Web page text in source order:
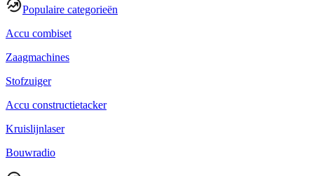
Populaire categorieën
Accu combiset
Zaagmachines
Stofzuiger
Accu constructietacker
Kruislijnlaser
Bouwradio